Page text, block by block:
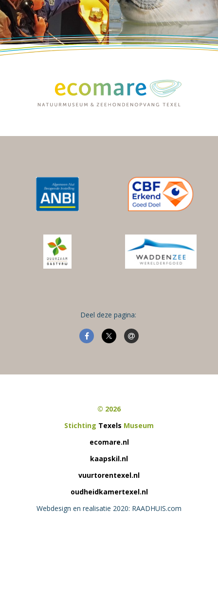
Deel deze pagina:
© 2026
Stichting Texels Museum
ecomare.nl
kaapskil.nl
vuurtorentexel.nl
oudheidkamertexel.nl
Webdesign en realisatie 2020: RAADHUIS.com